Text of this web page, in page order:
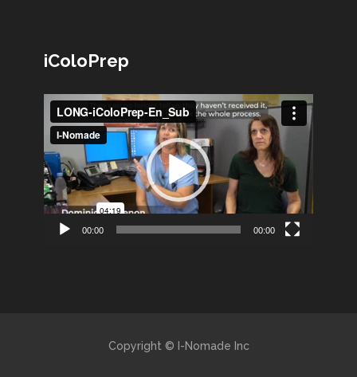
iColoPrep
Lecteur
vidéo
00:00 00:00
Copyright © I-Nomade Inc